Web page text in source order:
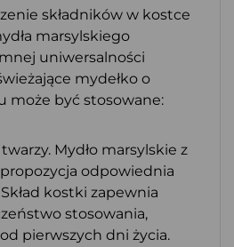
składników w kostce
marsylskiego
uniwersalności
mydełko o
może być stosowane:
Mydło marsylskie z
odpowiednia
kostki zapewnia
stosowania,
pierwszych dni życia.